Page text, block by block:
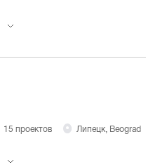
15 проектов Липецк, Beograd